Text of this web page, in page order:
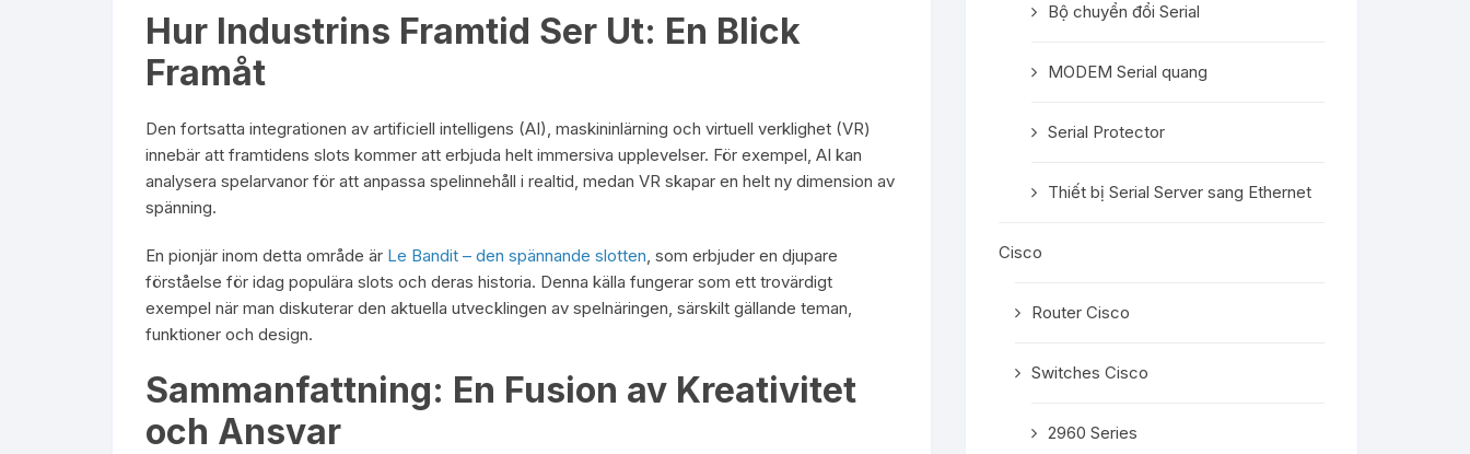
Hur Industrins Framtid Ser Ut: En Blick
Framåt
Den fortsatta integrationen av artificiell intelligens (AI), maskininlärning och virtuell verklighet (VR)
innebär att framtidens slots kommer att erbjuda helt immersiva upplevelser. För exempel, AI kan
analysera spelarvanor för att anpassa spelinnehåll i realtid, medan VR skapar en helt ny dimension av
spänning.
En pionjär inom detta område är Le Bandit – den spännande slotten, som erbjuder en djupare
förståelse för idag populära slots och deras historia. Denna källa fungerar som ett trovärdigt
exempel när man diskuterar den aktuella utvecklingen av spelnäringen, särskilt gällande teman,
funktioner och design.
Sammanfattning: En Fusion av Kreativitet
och Ansvar
Bộ chuyển đổi Serial
MODEM Serial quang
Serial Protector
Thiết bị Serial Server sang Ethernet
Cisco
Router Cisco
Switches Cisco
2960 Series